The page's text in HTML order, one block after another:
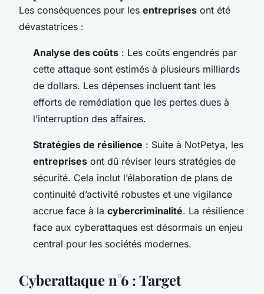
Les conséquences pour les entreprises ont été
dévastatrices :
Analyse des coûts : Les coûts engendrés par
cette attaque sont estimés à plusieurs milliards
de dollars. Les dépenses incluent tant les
efforts de remédiation que les pertes dues à
l’interruption des affaires.
Stratégies de résilience : Suite à NotPetya, les
entreprises ont dû réviser leurs stratégies de
sécurité. Cela inclut l’élaboration de plans de
continuité d’activité robustes et une vigilance
accrue face à la cybercriminalité. La résilience
face aux cyberattaques est désormais un enjeu
central pour les sociétés modernes.
Cyberattaque n°6 : Target